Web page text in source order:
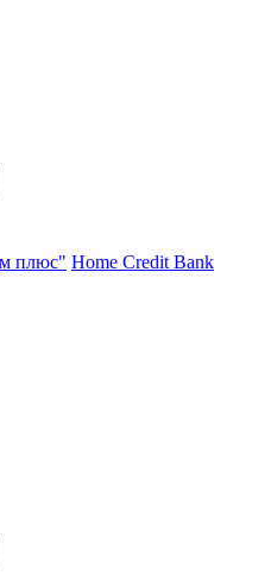
плюс" Home Credit Bank